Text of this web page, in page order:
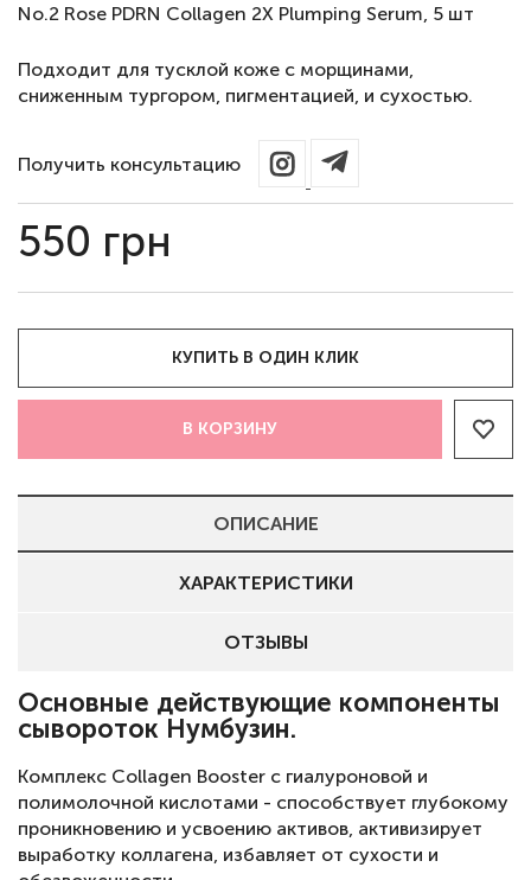
No.2 Rose PDRN Collagen 2X Plumping Serum, 5 шт
Подходит для тусклой коже с морщинами,
сниженным тургором, пигментацией, и сухостью.
Получить консультацию
550 грн
КУПИТЬ В ОДИН КЛИК
В КОРЗИНУ
ОПИСАНИЕ
ХАРАКТЕРИСТИКИ
ОТЗЫВЫ
Основные действующие компоненты
сывороток Нумбузин.
Комплекс Collagen Booster с гиалуроновой и
полимолочной кислотами - способствует глубокому
проникновению и усвоению активов, активизирует
выработку коллагена, избавляет от сухости и